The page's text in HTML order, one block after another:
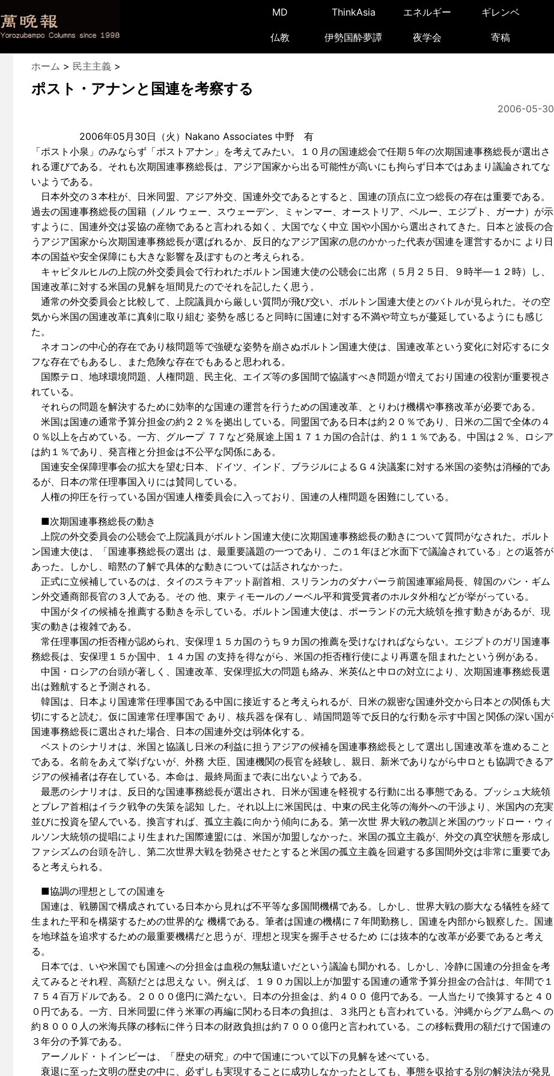
MD ThinkAsia エネルギー ギレンベ
仏教 伊勢国酔夢譚 夜学会 寄稿
ホーム > 民主主義 >
ポスト・アナンと国連を考察する
2006-05-30
2006年05月30日（火）Nakano Associates 中野 有
「ポスト小泉」のみならず「ポストアナン」を考えてみたい。１０月の国連総会で任期５年の次期国連事務総長が選出さ
れる運びである。それも次期国連事務総長は、アジア国家から出る可能性が高いにも拘らず日本ではあまり議論されてな
いようである。
日本外交の３本柱が、日米同盟、アジア外交、国連外交であるとすると、国連の頂点に立つ総長の存在は重要である。
過去の国連事務総長の国籍（ノル ウェー、スウェーデン、ミャンマー、オーストリア、ペルー、エジプト、ガーナ）が示
すように、国連外交は妥協の産物であると言われる如く、大国でなく中立 国や小国から選出されてきた。日本と波長の合
うアジア国家から次期国連事務総長が選ばれるか、反日的なアジア国家の息のかかった代表が国連を運営するかに より日
本の国益や安全保障にも大きな影響を及ぼすものと考えられる。
キャピタルヒルの上院の外交委員会で行われたボルトン国連大使の公聴会に出席（５月２５日、９時半―１２時）し、
国連改革に対する米国の見解を垣間見たのでそれを記したく思う。
通常の外交委員会と比較して、上院議員から厳しい質問が飛び交い、ボルトン国連大使とのバトルが見られた。その空
気から米国の国連改革に真剣に取り組む 姿勢を感じると同時に国連に対する不満や苛立ちが蔓延しているようにも感じ
た。
ネオコンの中心的存在であり核問題等で強硬な姿勢を崩さぬボルトン国連大使は、国連改革という変化に対応するにタ
フな存在でもあるし、また危険な存在でもあると思われる。
国際テロ、地球環境問題、人権問題、民主化、エイズ等の多国間で協議すべき問題が増えており国連の役割が重要視さ
れている。
それらの問題を解決するために効率的な国連の運営を行うための国連改革、とりわけ機構や事務改革が必要である。
米国は国連の通常予算分担金の約２２％を拠出している。同盟国である日本は約２０％であり、日米の二国で全体の４
０％以上を占めている。一方、グループ ７７など発展途上国１７１カ国の合計は、約１１％である。中国は２％、ロシア
は約１％であり、発言権と分担金は不公平な関係にある。
国連安全保障理事会の拡大を望む日本、ドイツ、インド、ブラジルによるＧ４決議案に対する米国の姿勢は消極的であ
るが、日本の常任理事国入りには賛同している。
人権の抑圧を行っている国が国連人権委員会に入っており、国連の人権問題を困難にしている。
■次期国連事務総長の動き
上院の外交委員会の公聴会で上院議員がボルトン国連大使に次期国連事務総長の動きについて質問がなされた。ボルト
ン国連大使は、「国連事務総長の選出 は、最重要議題の一つであり、この１年ほど水面下で議論されている」との返答が
あった。しかし、暗黙の了解で具体的な動きについては話されなかった。
正式に立候補しているのは、タイのスラキアット副首相、スリランカのダナパーラ前国連軍縮局長、韓国のパン・ギム
ン外交通商部長官の３人である。その 他、東ティモールのノーベル平和賞受賞者のホルタ外相などが挙がっている。
中国がタイの候補を推薦する動きを示している。ボルトン国連大使は、ポーランドの元大統領を推す動きがあるが、現
実の動きは複雑である。
常任理事国の拒否権が認められ、安保理１５カ国のうち９カ国の推薦を受けなければならない。エジプトのガリ国連事
務総長は、安保理１５か国中、１４カ国 の支持を得ながら、米国の拒否権行使により再選を阻まれたという例がある。
中国・ロシアの台頭が著しく、国連改革、安保理拡大の問題も絡み、米英仏と中ロの対立により、次期国連事務総長選
出は難航すると予測される。
韓国は、日本より国連常任理事国である中国に接近すると考えられるが、日米の親密な国連外交から日本との関係も大
切にすると読む。仮に国連常任理事国で あり、核兵器を保有し、靖国問題等で反日的な行動を示す中国と関係の深い国が
国連事務総長に選出された場合、日本の国連外交は弱体化する。
ベストのシナリオは、米国と協議し日米の利益に担うアジアの候補を国連事務総長として選出し国連改革を進めること
である。名前をあえて挙げないが、外務 大臣、国連機関の長官を経験し、親日、新米でありながら中ロとも協調できるア
ジアの候補者は存在している。本命は、最終局面まで表に出ないようである。
最悪のシナリオは、反日的な国連事務総長が選出され、日米が国連を軽視する行動に出る事態である。ブッシュ大統領
とブレア首相はイラク戦争の失策を認知 した。それ以上に米国民は、中東の民主化等の海外への干渉より、米国内の充実
並びに投資を望んでいる。換言すれば、孤立主義に向かう傾向にある。第一次世 界大戦の教訓と米国のウッドロー・ウィ
ルソン大統領の提唱により生まれた国際連盟には、米国が加盟しなかった。米国の孤立主義が、外交の真空状態を形成し
ファシズムの台頭を許し、第二次世界大戦を勃発させたとすると米国の孤立主義を回避する多国間外交は非常に重要であ
ると考えられる。
■協調の理想としての国連を
国連は、戦勝国で構成されている日本から見れば不平等な多国間機構である。しかし、世界大戦の膨大なる犠牲を経て
生まれた平和を構築するための世界的な 機構である。筆者は国連の機構に７年間勤務し、国連を内部から観察した。国連
を地球益を追求するための最重要機構だと思うが、理想と現実を握手させるため には抜本的な改革が必要であると考え
る。
日本では、いや米国でも国連への分担金は血税の無駄遣いだという議論も聞かれる。しかし、冷静に国連の分担金を考
えてみるとそれ程、高額だとは思えな い。例えば、１９０カ国以上が加盟する国連の通常予算分担金の合計は、年間で１
７５４百万ドルである。２０００億円に満たない。日本の分担金は、約４００ 億円である。一人当たりで換算すると４０
０円である。一方、日米同盟に伴う米軍の再編に関わる日本の負担は、３兆円とも言われている。沖縄からグアム島へ の
約８０００人の米海兵隊の移転に伴う日本の財政負担は約７０００億円と言われている。この移転費用の額だけで国連の
３年分の予算である。
アーノルド・トインビーは、「歴史の研究」の中で国連について以下の見解を述べている。
衰退に至った文明の歴史の中に、必ずしも実現することに成功しなかったとしても、事態を収拾する別の解決法が発見